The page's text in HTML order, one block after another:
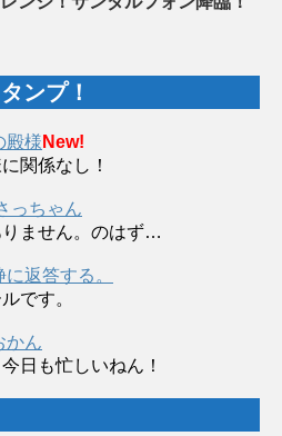
ンプ！
殿様 New!
関係なし！
っちゃん
ません。のはず…
返答する。
です。
かん
日も忙しいねん！